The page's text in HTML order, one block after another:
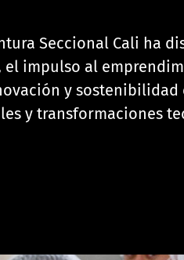
Seccional Cali ha
el impulso al
y
y transformaciones